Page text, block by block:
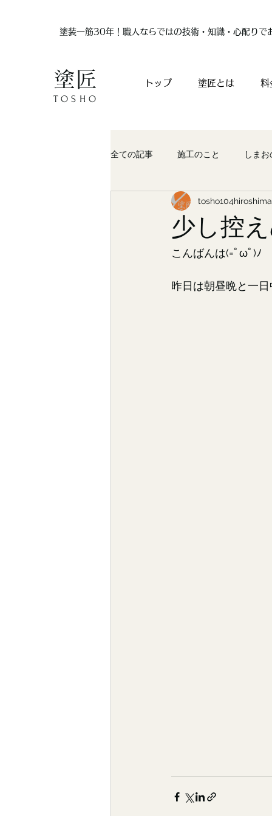
塗匠
TOSHO
トップ 塗匠とは 料
全ての記事 施工のこと しま
少し控
tosho104hiroshima
こんばんは(=ﾟωﾟ)ﾉ
昨日は朝昼晩と一
塗装一筋30年！職人ならではの技術・知識・心配りで